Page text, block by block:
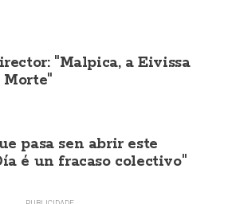
"Malpica, a Eivissa
Morte"
pasa sen abrir este
é un fracaso colectivo"